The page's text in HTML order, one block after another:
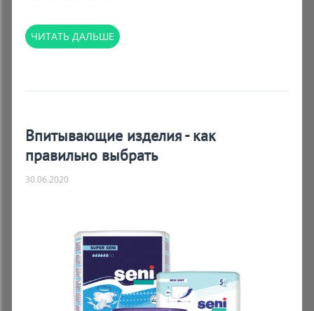
ЧИТАТЬ ДАЛЬШЕ
Впитывающие изделия - как
правильно выбрать
30.06.2020